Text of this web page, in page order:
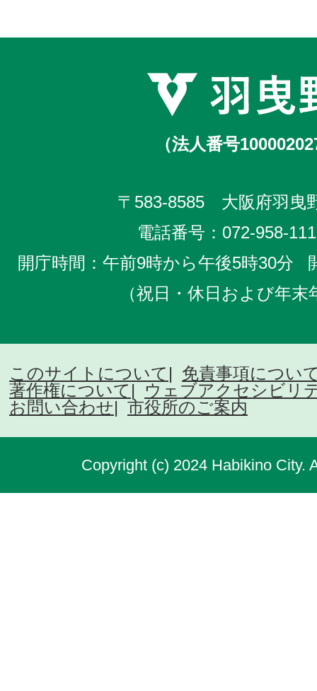
（法人番号
〒583-8585 大阪府羽曳
電話番号： 072-958-
開庁時間：午前9時から午後5時30分
（祝日・休日および年
このサイトについて
免責事項につい
著作権について
ウェブアクセシビリ
お問い合わせ
市役所のご案内
Copyright (c) 2024 Habikino City.